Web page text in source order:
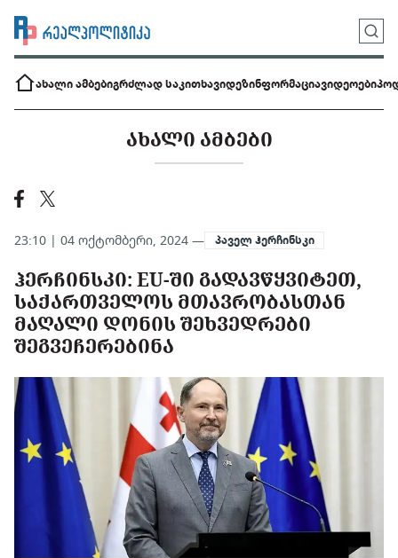
ახალი ამბებიგრძლად საკითხავიდეზინფორმაციავიდეოები
ᲐᲮᲐᲚᲘ ᲐᲛᲑᲔᲑᲘ
23:10 | 04 ოქტომბერი, 2024 — პაველ ჰერჩინსკი
ᲰᲔᲠᲩᲘᲜᲡᲙᲘ: EU-ᲨᲘ ᲒᲐᲓᲐᲕᲬᲧᲕᲘᲢᲔᲗ,
ᲡᲐᲥᲐᲠᲗᲕᲔᲚᲝᲡ ᲛᲗᲐᲕᲠᲝᲑᲐᲡᲗᲐᲜ
ᲛᲐᲦᲐᲚᲘ ᲓᲝᲜᲘᲡ ᲨᲔᲮᲕᲔᲓᲠᲔᲑᲘ
ᲨᲔᲒᲕᲔᲩᲔᲠᲔᲑᲘᲜᲐ